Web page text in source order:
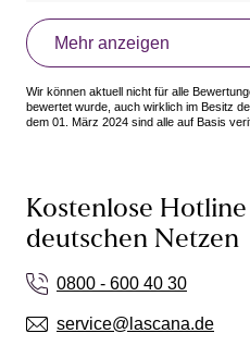
Mehr anzeigen
Wir können aktuell nicht für alle
bewertet wurde, auch wirklich im Besitz
dem 01. März 2024 sind alle auf Basis
Kostenlose
deutschen Netzen
0800 - 600 40 30
service@lascana.de